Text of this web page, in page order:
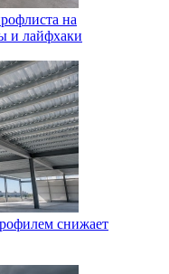
на
и лайфхаки
снижает